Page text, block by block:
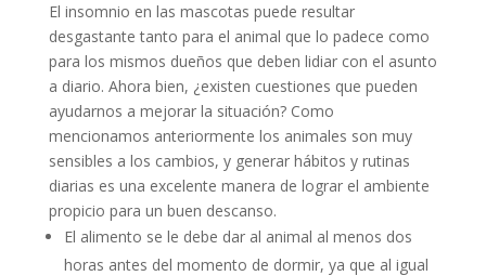
El insomnio en las mascotas puede resultar
desgastante tanto para el animal que lo padece como
para los mismos dueños que deben lidiar con el asunto
a diario. Ahora bien, ¿existen cuestiones que pueden
ayudarnos a mejorar la situación? Como
mencionamos anteriormente los animales son muy
sensibles a los cambios, y generar hábitos y rutinas
diarias es una excelente manera de lograr el ambiente
propicio para un buen descanso.
El alimento se le debe dar al animal al menos dos
horas antes del momento de dormir, ya que al igual